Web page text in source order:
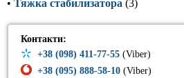
• Тяжка стабилизатора (3)
Контакти:
+38 (098) 411-77-55 (Viber)
+38 (095) 888-58-10 (Viber)